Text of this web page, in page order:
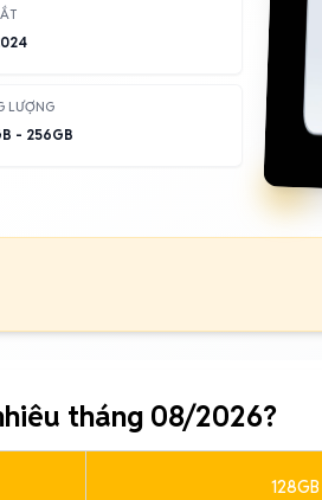
LƯỢNG
- 256GB
tháng 08/2026?
128GB